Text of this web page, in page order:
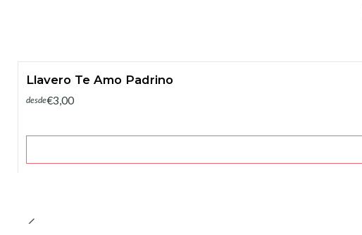
Llavero Te Amo Padrino
desde€3,00